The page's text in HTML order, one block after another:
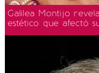
Galilea Montijo
estético que afectó